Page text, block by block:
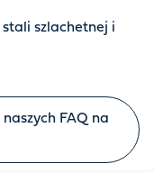
szlachetnej i
FAQ na